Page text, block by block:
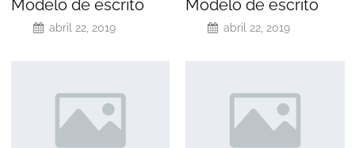
Modelo de escrito
abril 22, 2019
Modelo de escrito
abril 22, 2019